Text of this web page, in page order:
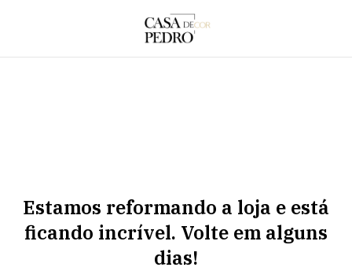
Estamos reformando a loja e está
ficando incrível. Volte em alguns
dias!